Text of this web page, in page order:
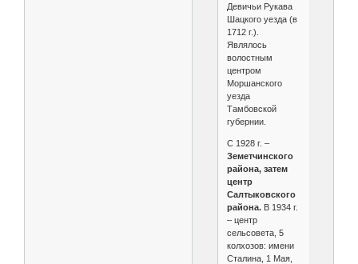
Девичьи Рукава
Шацкого уезда (в
1712 г.).
Являлось
волостным
центром
Моршанского
уезда
Тамбовской
губернии.
С 1928 г. –
Земетчинского
района, затем
центр
Салтыковского
района.В 1934 г.
– центр
сельсовета, 5
колхозов: имени
Сталина, 1 Мая,